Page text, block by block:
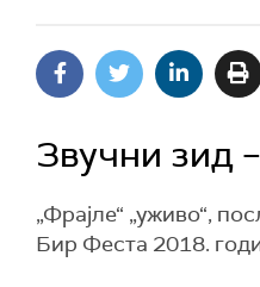
Звучни зид
„Фрајле“ „уживо“,
Бир Феста 2018.